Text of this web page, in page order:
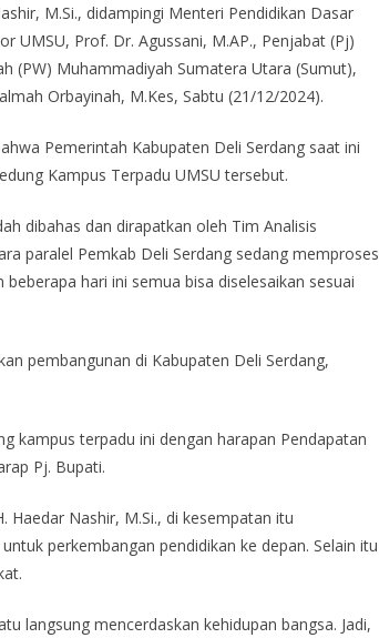
M.Si., didampingi Menteri Pendidikan Dasar
UMSU, Prof. Dr. Agussani, M.AP., Penjabat (Pj)
(PW) Muhammadiyah Sumatera Utara (Sumut),
Orbayinah, M.Kes, Sabtu (21/12/2024).
Pemerintah Kabupaten Deli Serdang saat ini
Kampus Terpadu UMSU tersebut.
dibahas dan dirapatkan oleh Tim Analisis
paralel Pemkab Deli Serdang sedang memproses
hari ini semua bisa diselesaikan sesuai
pembangunan di Kabupaten Deli Serdang,
kampus terpadu ini dengan harapan Pendapatan
Pj. Bupati.
Nashir, M.Si., di kesempatan itu
perkembangan pendidikan ke depan. Selain itu
langsung mencerdaskan kehidupan bangsa. Jadi,